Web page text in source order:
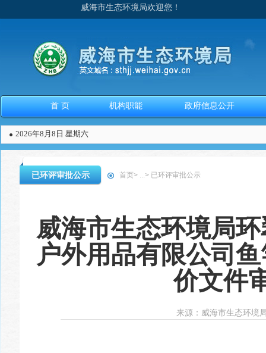
威海市生态环境局欢迎您！
首 页 机构职能 政府信息公开
2026年8月8日 星期六
已环评审批公示 首页> ...> 已环评审批公示
威海市生态环境局
户外用品有限公司
价文件
来源： 威海市生态环境